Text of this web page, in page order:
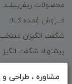
مشاوره ،
محصـولات ریفربیشـد
فـــروش عُمـده کــالا
شگفت انگیزان منتخب
پیشنهـاد شگفت انگیز